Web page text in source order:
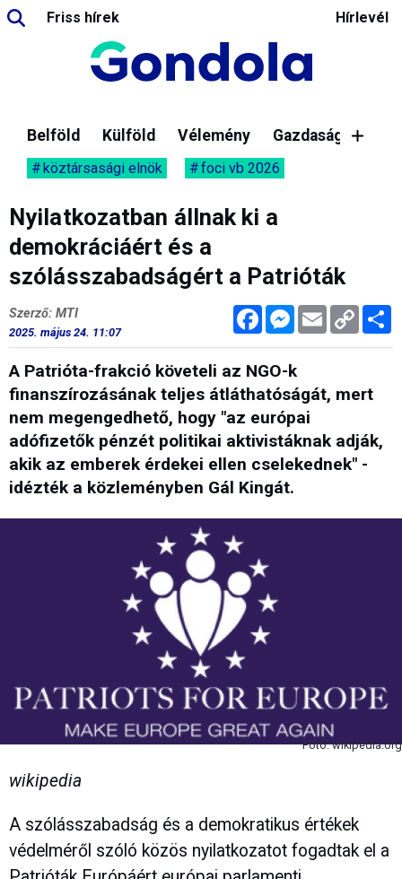
Friss hírek Hírlevél
Belföld Külföld Vélemény Gazdaság
köztársasági elnök foci vb 2026
Nyilatkozatban állnak ki a
demokráciáért és a
szólásszabadságért a Patrióták
FacebookMessenger
Email Copy
Link
Szerző: MTI
2025. május 24. 11:07
A Patrióta-frakció követeli az NGO-k
finanszírozásának teljes átláthatóságát, mert
nem megengedhető, hogy "az európai
adófizetők pénzét politikai aktivistáknak adják,
akik az emberek érdekei ellen cselekednek" -
idézték a közleményben Gál Kingát.
Fotó: wikipedia.org
wikipedia
A szólásszabadság és a demokratikus értékek
védelméről szóló közös nyilatkozatot fogadtak el a